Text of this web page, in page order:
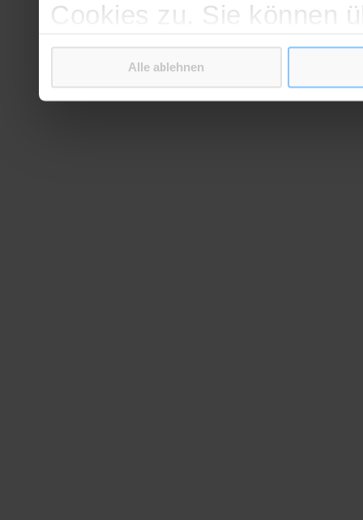
Cookies zu. Sie können
verschiedenen Cookies
bestätigen.
Weitere Informationen
Alle ablehnen